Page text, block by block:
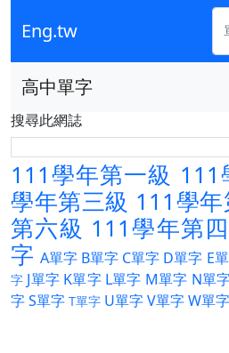
Eng.tw
高中單字
搜尋此網誌
111學年第一級 111
學年第三級 111學
第六級 111學年第
字 A單字 B單字 C單字 D單字 E
字 J單字 K單字 L單字 M單字 N單
字S單字 T單字 U單字V單字W單字